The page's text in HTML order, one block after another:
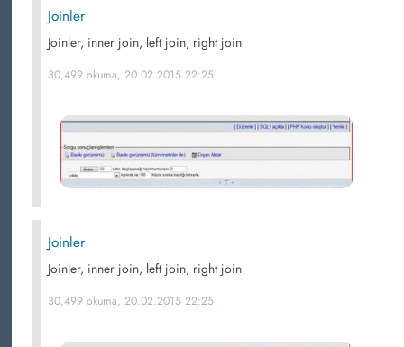
Joinler
Joinler, inner join, left join, right join
30,499 okuma, 20.02.2015 22:25
Joinler
Joinler, inner join, left join, right join
30,499 okuma, 20.02.2015 22:25